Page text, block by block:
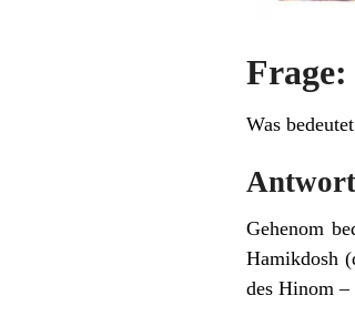
Frage:
Was
Gehenom
Hamikdosh
des Hinom